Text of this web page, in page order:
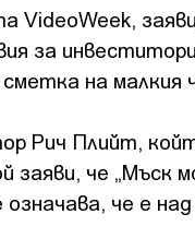
VideoWeek,
за
на малкия
Рич Плийт,
заяви, че „Мъск
че е